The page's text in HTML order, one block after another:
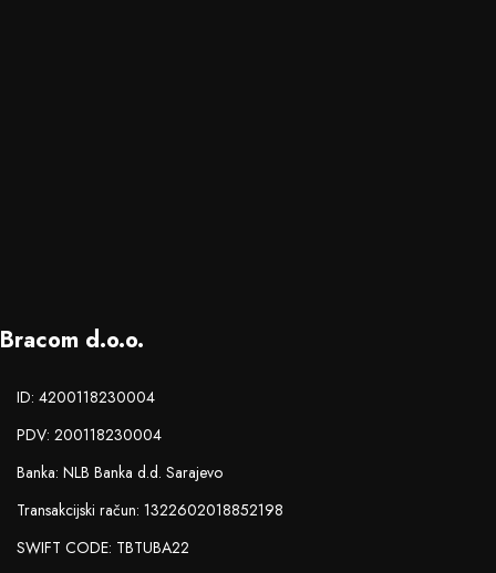
Bracom d.o.o.
ID: 4200118230004
PDV: 200118230004
Banka: NLB Banka d.d. Sarajevo
Transakcijski račun: 1322602018852198
SWIFT CODE: TBTUBA22